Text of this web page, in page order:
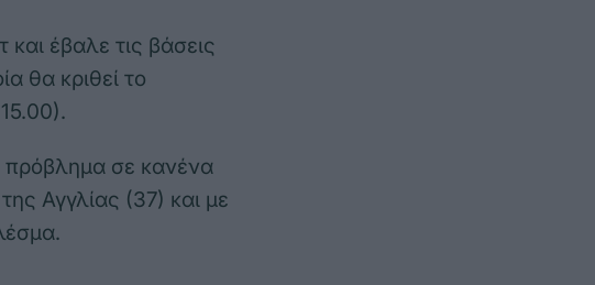
έβαλε τις βάσεις
θα κριθεί το
πρόβλημα σε κανένα
Αγγλίας (37) και με